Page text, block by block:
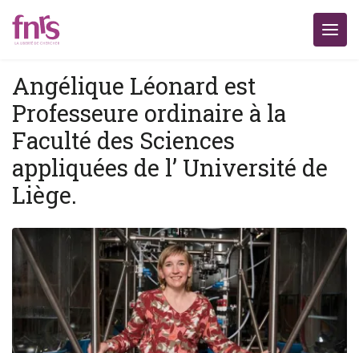
Angélique Léonard est
Professeure ordinaire à la
Faculté des Sciences
appliquées de l’ Université de
Liège.